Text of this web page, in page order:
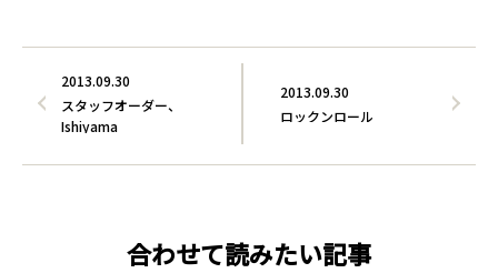
2013.09.30
ロックンロール
2013.09.30
スタッフオーダー、
Ishiyama
合わせて読みたい記事